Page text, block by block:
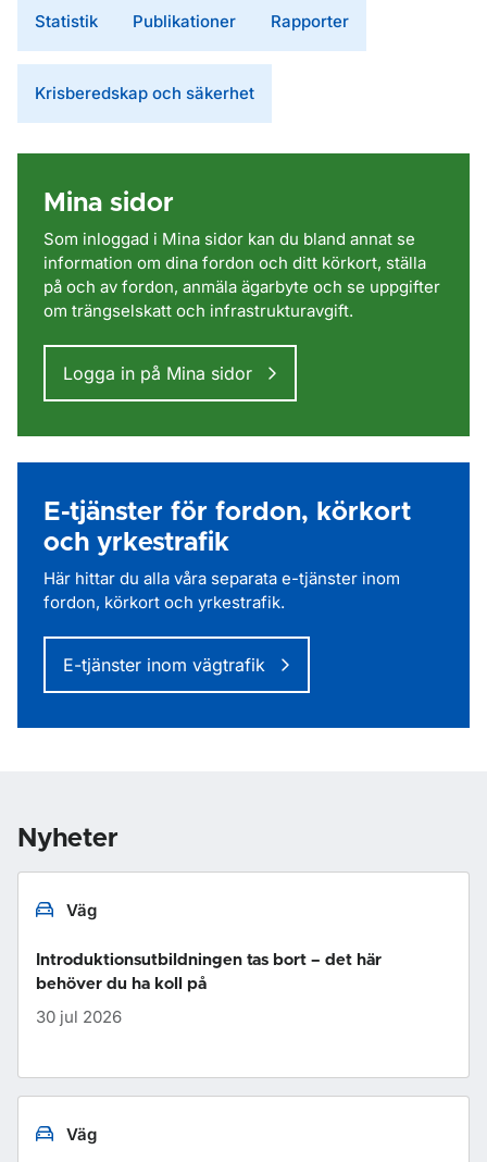
Statistik Publikationer Rapporter
Krisberedskap och säkerhet
Mina sidor
Som inloggad i Mina sidor kan du bland annat se
information om dina fordon och ditt körkort, ställa
på och av fordon, anmäla ägarbyte och se uppgifter
om trängselskatt och infrastrukturavgift.
Logga in på Mina sidor
E-tjänster för fordon, körkort
och yrkestrafik
Här hittar du alla våra separata e-tjänster inom
fordon, körkort och yrkestrafik.
E-tjänster inom vägtrafik
Nyheter
Väg
Introduktionsutbildningen tas bort – det här
behöver du ha koll på
30 jul 2026
Väg